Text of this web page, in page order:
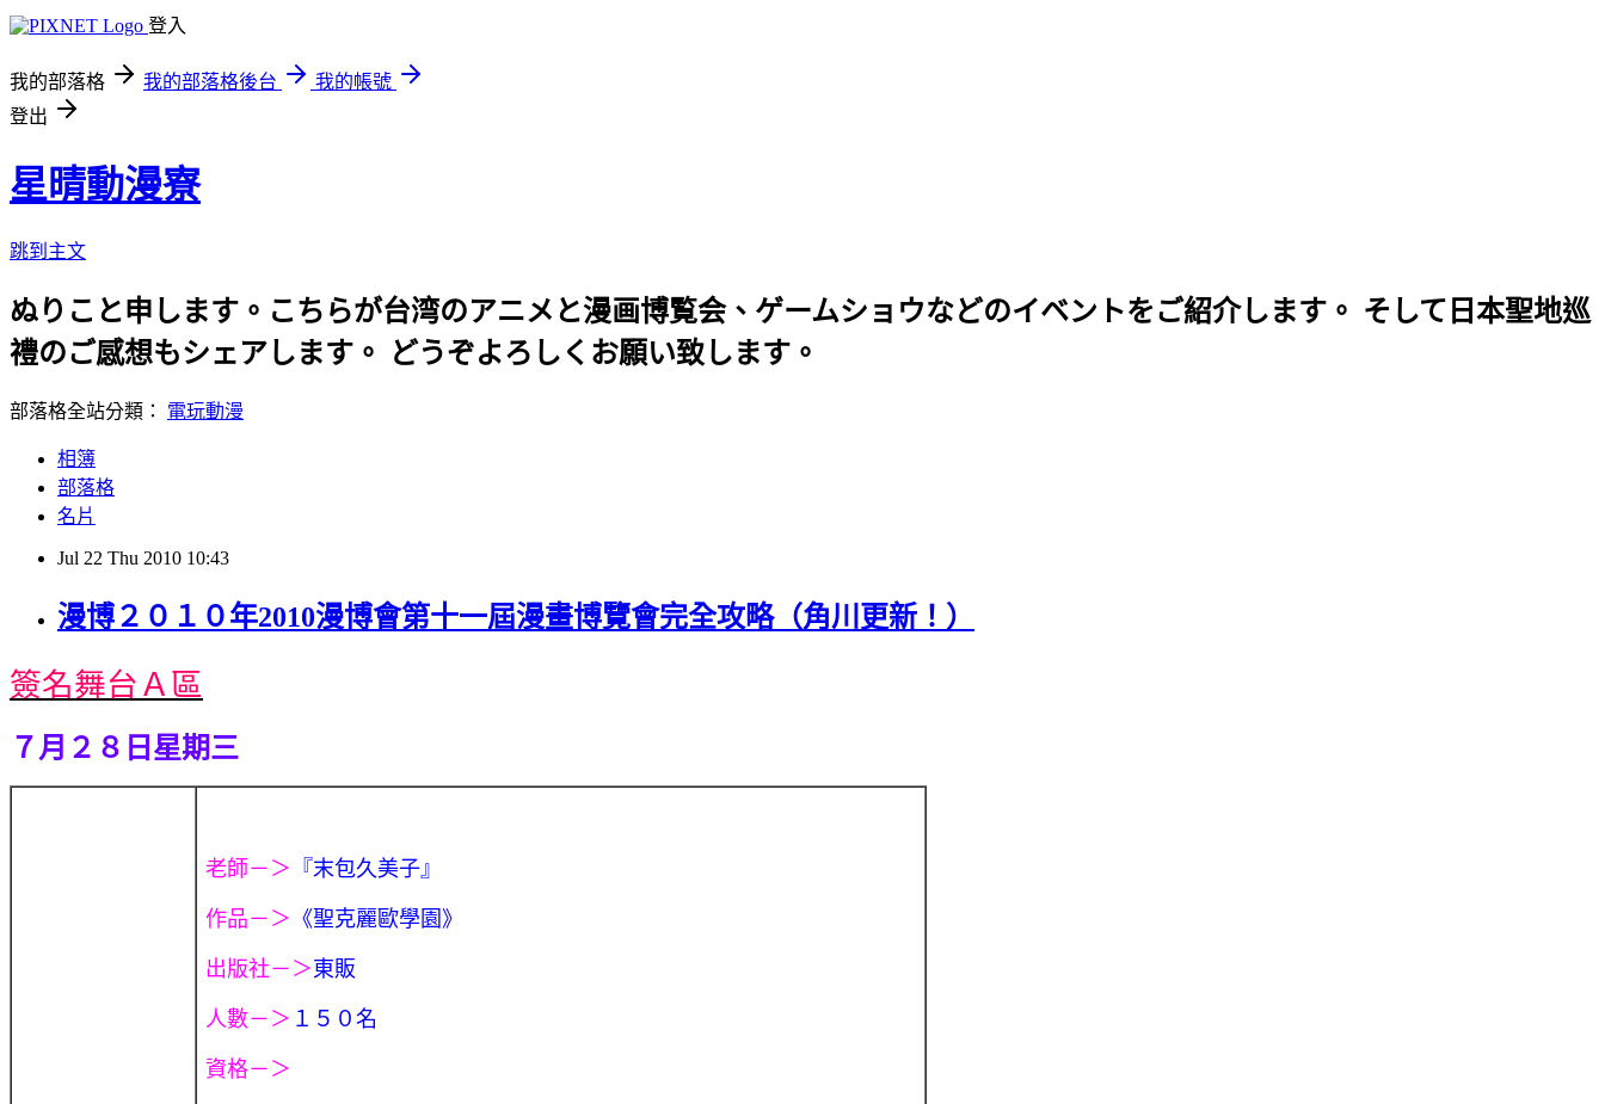
登入
我的部落格 我的部落格後台
我的帳號
登出
星晴動漫寮
跳到主文
ぬりこと申します。こちらが台湾のアニメと漫画博覧会、ゲームショウなどのイベントをご紹介します。 そして日本聖地巡
禮のご感想もシェアします。 どうぞよろしくお願い致します。
部落格全站分類： 電玩動漫
相簿
部落格
名片
Jul 22 Thu 2010 10:43
漫博２０１０年2010漫博會第十一屆漫畫博覽會完全攻略（角川更新！）
簽名舞台Ａ區
７月２８日星期三
老師－＞ 『末包久美子』
作品－＞ 《聖克麗歐學園》
出版社－＞東販
人數－＞ １５０名
資格－＞